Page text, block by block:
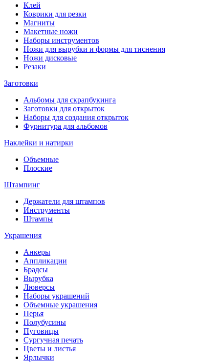
Клей
Коврики для резки
Магниты
Макетные ножи
Наборы инструментов
Ножи для вырубки и формы для тиснения
Ножи дисковые
Резаки
Заготовки
Альбомы для скрапбукинга
Заготовки для открыток
Наборы для создания открыток
Фурнитура для альбомов
Наклейки и натирки
Объемные
Плоские
Штампинг
Держатели для штампов
Инструменты
Штампы
Украшения
Анкеры
Аппликации
Брадсы
Вырубка
Люверсы
Наборы украшений
Объемные украшения
Перья
Полубусины
Пуговицы
Сургучная печать
Цветы и листья
Ярлычки